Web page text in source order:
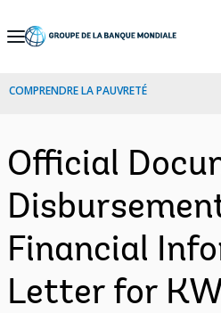
Skip
Navigation
COMPRENDRE LA PAUVRETÉ
Official
Financial
Letter for